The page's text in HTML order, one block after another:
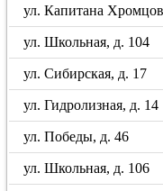
ул. Капитана
ул. Школьная, д. 104
ул. Сибирская, д. 17
ул. Гидролизная, д. 14
ул. Победы, д. 46
ул. Школьная, д. 106